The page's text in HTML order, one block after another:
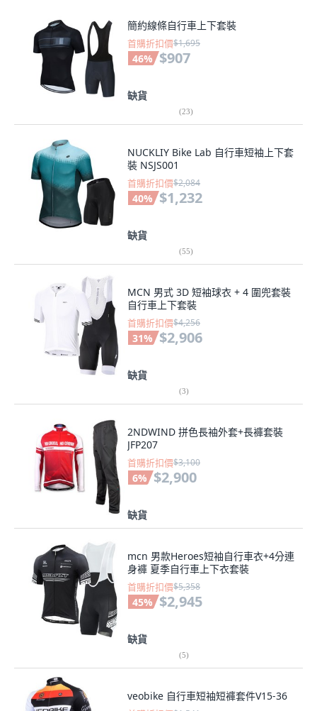
簡約線條自行車上下套裝
首購折扣價$1,695
46% $907
缺貨
(23)
NUCKLIY Bike Lab 自行車短袖上下套
裝 NSJS001
首購折扣價$2,084
40% $1,232
缺貨
(55)
MCN 男式 3D 短袖球衣 + 4 圍兜套裝
自行車上下套裝
首購折扣價$4,256
31% $2,906
缺貨
(3)
2NDWIND 拼色長袖外套+長褲套裝
JFP207
首購折扣價$3,100
6% $2,900
缺貨
mcn 男款Heroes短袖自行車衣+4分連
身褲 夏季自行車上下衣套裝
首購折扣價$5,358
45% $2,945
缺貨
(5)
veobike 自行車短袖短褲套件V15-36